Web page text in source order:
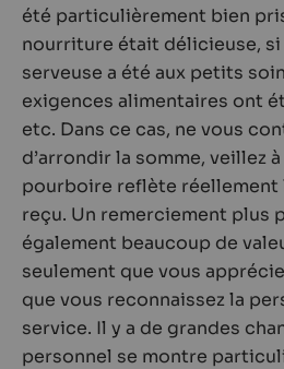
été particulièrement bien
nourriture était délicieuse,
serveuse a été aux petits
exigences alimentaires ont
etc. Dans ce cas, ne vous
d’arrondir la somme, veillez
pourboire reflète réellement
reçu. Un remerciement plus
également beaucoup de
seulement que vous
que vous reconnaissez la
service. Il y a de grandes
personnel se montre